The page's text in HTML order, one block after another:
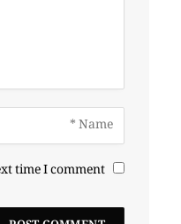
time I comment.